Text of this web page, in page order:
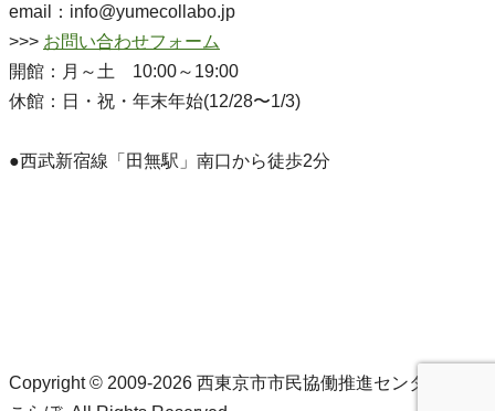
email：info@yumecollabo.jp
>>> お問い合わせフォーム
開館：月～土 10:00～19:00
休館：日・祝・年末年始(12/28〜1/3)
●西武新宿線「田無駅」南口から徒歩2分
Copyright © 2009-2026 西東京市市民協働推進センターゆめ